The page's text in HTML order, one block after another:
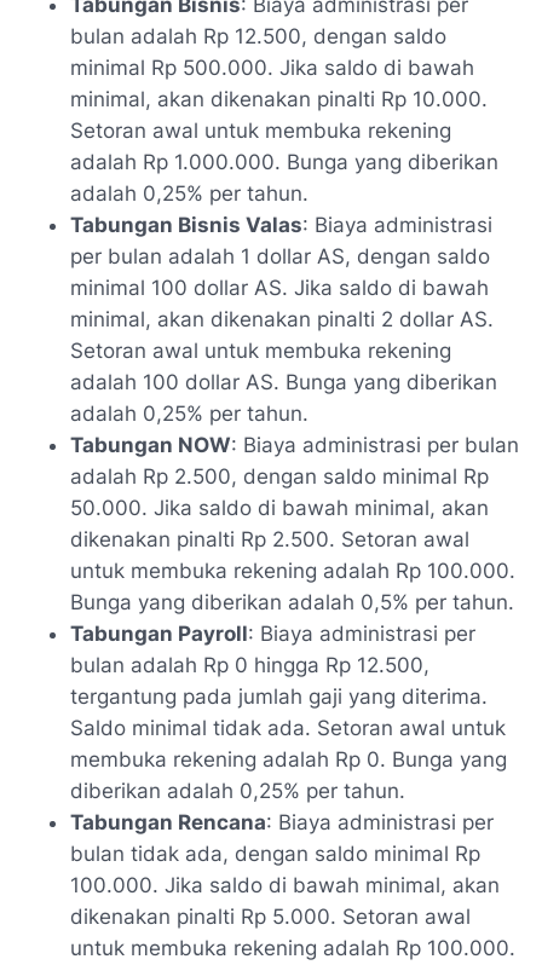
bulan adalah Rp 12.500, dengan saldo
minimal Rp 500.000. Jika saldo di bawah
minimal, akan dikenakan pinalti Rp 10.000.
Setoran awal untuk membuka rekening
adalah Rp 1.000.000. Bunga yang diberikan
adalah 0,25% per tahun.
Tabungan Bisnis Valas: Biaya administrasi
per bulan adalah 1 dollar AS, dengan saldo
minimal 100 dollar AS. Jika saldo di bawah
minimal, akan dikenakan pinalti 2 dollar AS.
Setoran awal untuk membuka rekening
adalah 100 dollar AS. Bunga yang diberikan
adalah 0,25% per tahun.
Tabungan NOW: Biaya administrasi per bulan
adalah Rp 2.500, dengan saldo minimal Rp
50.000. Jika saldo di bawah minimal, akan
dikenakan pinalti Rp 2.500. Setoran awal
untuk membuka rekening adalah Rp 100.000.
Bunga yang diberikan adalah 0,5% per tahun.
Tabungan Payroll: Biaya administrasi per
bulan adalah Rp 0 hingga Rp 12.500,
tergantung pada jumlah gaji yang diterima.
Saldo minimal tidak ada. Setoran awal untuk
membuka rekening adalah Rp 0. Bunga yang
diberikan adalah 0,25% per tahun.
Tabungan Rencana: Biaya administrasi per
bulan tidak ada, dengan saldo minimal Rp
100.000. Jika saldo di bawah minimal, akan
dikenakan pinalti Rp 5.000. Setoran awal
untuk membuka rekening adalah Rp 100.000.